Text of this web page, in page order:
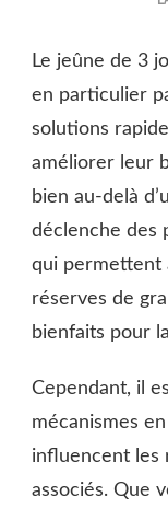
Le jeûne de 3
en particulier
solutions
améliorer leur
bien au-delà
déclenche des
qui permettent
réserves de
bienfaits pour
Cependant, il
mécanismes
influencent les
associés. Que